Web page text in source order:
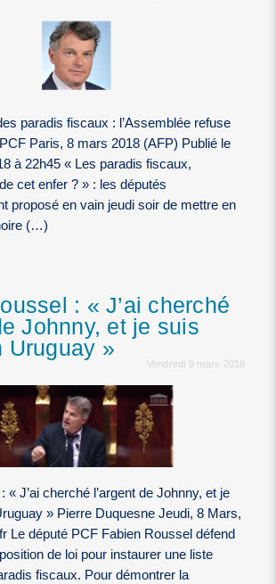
paradis fiscaux : l’Assemblée refuse
Paris, 8 mars 2018 (AFP) Publié le
à 22h45 « Les paradis fiscaux,
cet enfer ? » : les députés
proposé en vain jeudi soir de mettre en
(…)
: « J’ai cherché
Johnny, et je suis
Uruguay »
Vendredi 9 mars 2018
« J’ai cherché l’argent de Johnny, et je
» Pierre Duquesne Jeudi, 8 Mars,
Le député PCF Fabien Roussel défend
de loi pour instaurer une liste
fiscaux. Pour démontrer la